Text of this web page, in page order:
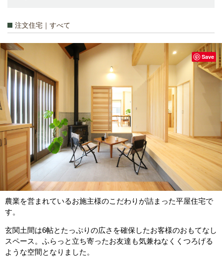
注文住宅｜すべて
農業を営まれているお施主様のこだわりが詰まった平屋住宅で
す。
玄関土間は6帖とたっぷりの広さを確保したお客様のおもてなし
スペース。ふらっと立ち寄ったお友達も気兼ねなくくつろげる
ような空間となりました。
Save